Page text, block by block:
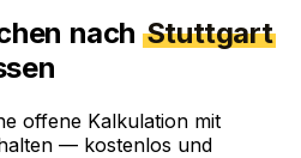
nach Stuttgart
offene Kalkulation mit
— kostenlos und